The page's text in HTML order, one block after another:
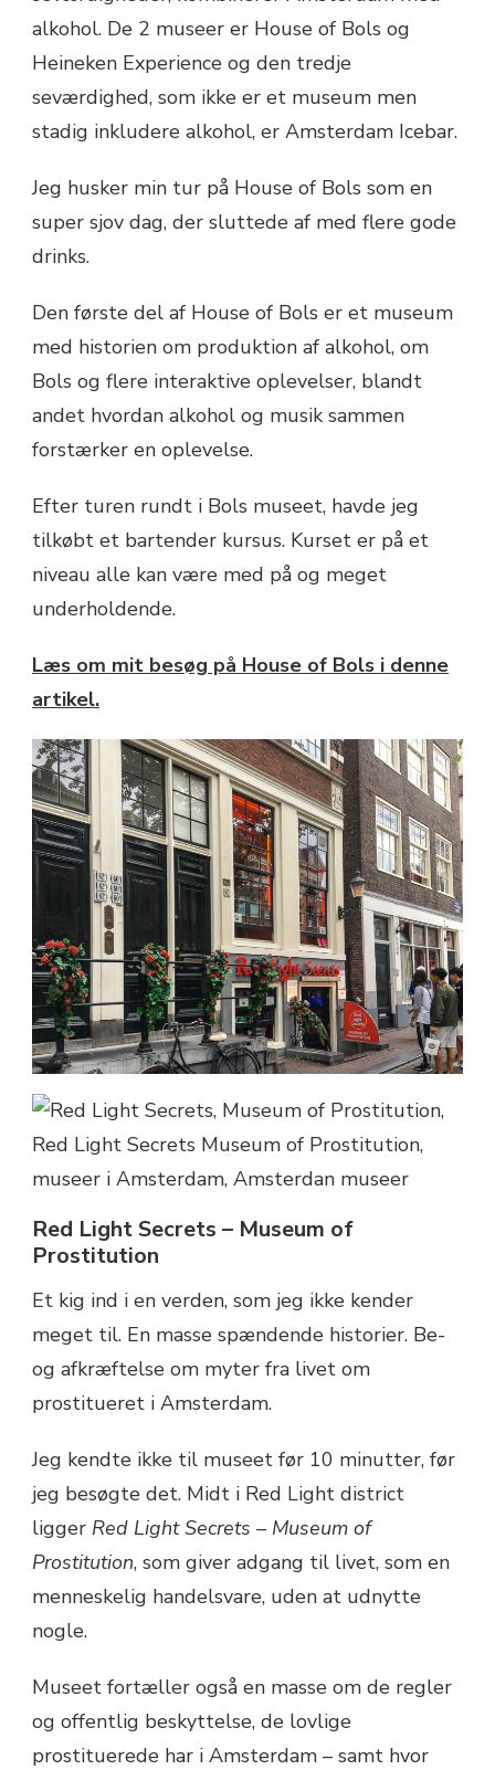
alkohol. De 2 museer er House of Bols og
Heineken Experience og den tredje
seværdighed, som ikke er et museum men
stadig inkludere alkohol, er Amsterdam Icebar.
Jeg husker min tur på House of Bols som en
super sjov dag, der sluttede af med flere gode
drinks.
Den første del af House of Bols er et museum
med historien om produktion af alkohol, om
Bols og flere interaktive oplevelser, blandt
andet hvordan alkohol og musik sammen
forstærker en oplevelse.
Efter turen rundt i Bols museet, havde jeg
tilkøbt et bartender kursus. Kurset er på et
niveau alle kan være med på og meget
underholdende.
Læs om mit besøg på House of Bols i denne
artikel.
Red Light Secrets – Museum of
Prostitution
Et kig ind i en verden, som jeg ikke kender
meget til. En masse spændende historier. Be-
og afkræftelse om myter fra livet om
prostitueret i Amsterdam.
Jeg kendte ikke til museet før 10 minutter, før
jeg besøgte det. Midt i Red Light district
ligger Red Light Secrets – Museum of
Prostitution, som giver adgang til livet, som en
menneskelig handelsvare, uden at udnytte
nogle.
Museet fortæller også en masse om de regler
og offentlig beskyttelse, de lovlige
prostituerede har i Amsterdam – samt hvor